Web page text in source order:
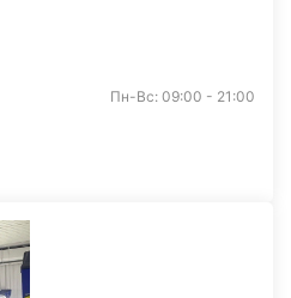
Пн-Вс: 09:00 - 21:00